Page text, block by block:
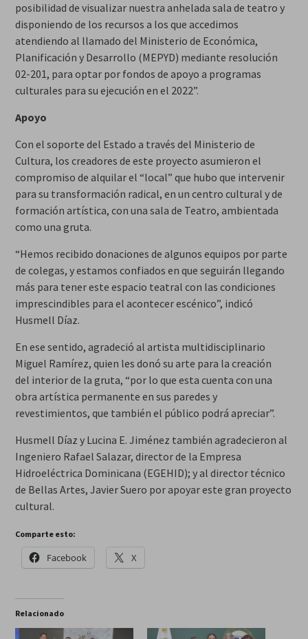
posibilidad de visualizar nuestra anhelada sala de teatro y
disponiendo de los recursos a los que accedimos
atendiendo al llamado del Ministerio de Económica,
Planificación y Desarrollo (MEPYD) mediante resolución
02-201, para optar por fondos de apoyo a programas
culturales para su ejecución en el 2022”.
Apoyo
Con el soporte del Estado a través del Ministerio de
Cultura, los creadores de este proyecto asumieron el
compromiso de alquilar el “local” que hubo que intervenir
para su transformación radical, en un centro cultural y de
formación artística, con una sala de Teatro, ambientada
como una gruta.
“Hemos recibido donaciones de algunos equipos por parte
de colegas, y estamos confiados en que seguirán llegando
más para tener este espacio teatral con las condiciones
imprescindibles para el acontecer escénico”, indicó
Husmell Díaz.
En ese sentido, agradeció al artista multidisciplinario
Miguel Ramírez, quien les donó su arte para la creación
del interior de la gruta, “por lo que esta cuenta con una
obra artística permanente en sus paredes y
revestimientos, que también el público podrá apreciar”.
Husmell Díaz y Lucina E. Jiménez también agradecieron al
Ingeniero Rafael Salazar, director de la Empresa
Hidroeléctrica Dominicana (EGEHID); y al director técnico
de Bellas Artes, Javier Suero por apoyar este gran proyecto
cultural.
Comparte esto:
Facebook X
Relacionado